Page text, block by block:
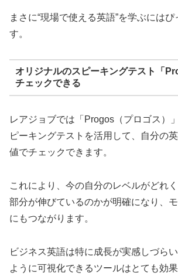
まさに“現場で使える英語”を学ぶには
す。
オリジナルのスピーキングテスト「
チェックできる
レアジョブでは「Progos（プロゴス）
ピーキングテストを活用して、自分の
値でチェックできます。
これにより、今の自分のレベルがどれ
部分が伸びているのかが明確になり、
にもつながります。
ビジネス英語は特に成長が実感しづら
ように可視化できるツールはとても効果